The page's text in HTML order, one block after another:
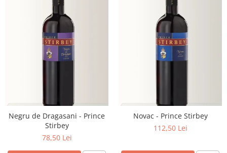
Negru de Dragasani - Prince
Stirbey
78,50 Lei
Novac - Prince Stirbey
112,50 Lei